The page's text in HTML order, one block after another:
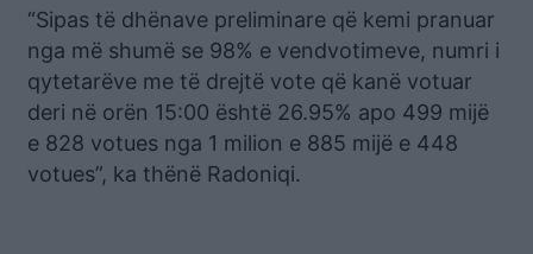
“Sipas të dhënave preliminare që kemi pranuar
nga më shumë se 98% e vendvotimeve, numri i
qytetarëve me të drejtë vote që kanë votuar
deri në orën 15:00 është 26.95% apo 499 mijë
e 828 votues nga 1 milion e 885 mijë e 448
votues”, ka thënë Radoniqi.